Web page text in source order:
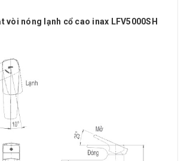
vòi nóng lạnh cổ cao inax LFV5000SH